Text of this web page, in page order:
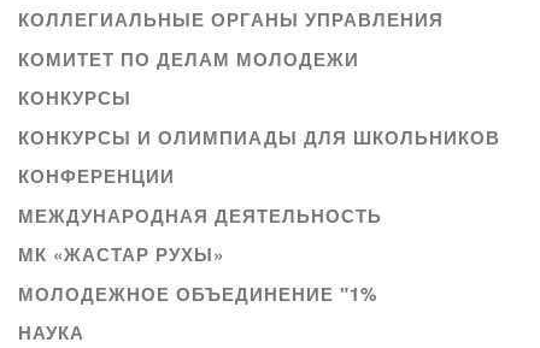
КОЛЛЕГИАЛЬНЫЕ ОРГАНЫ УПРАВЛЕНИЯ
КОМИТЕТ ПО ДЕЛАМ МОЛОДЕЖИ
КОНКУРСЫ
КОНКУРСЫ И ОЛИМПИАДЫ ДЛЯ ШКОЛЬНИКОВ
КОНФЕРЕНЦИИ
МЕЖДУНАРОДНАЯ ДЕЯТЕЛЬНОСТЬ
МК «ЖАСТАР РУХЫ»
МОЛОДЕЖНОЕ ОБЪЕДИНЕНИЕ "1%
НАУКА